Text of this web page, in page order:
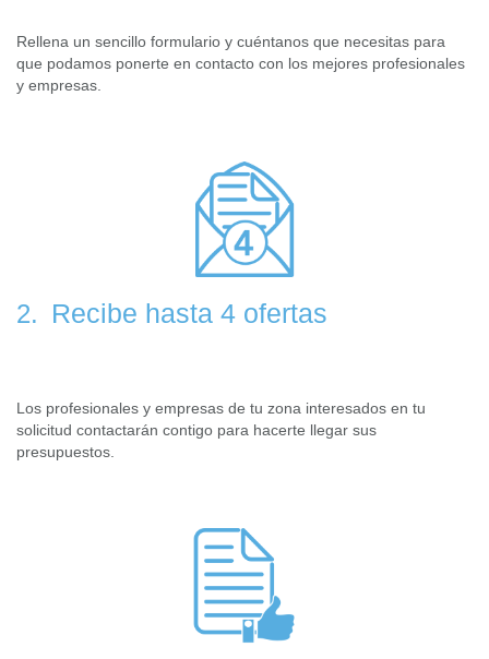
Rellena un sencillo formulario y cuéntanos que necesitas para
que podamos ponerte en contacto con los mejores profesionales
y empresas.
2. Recibe hasta 4 ofertas
Los profesionales y empresas de tu zona interesados en tu
solicitud contactarán contigo para hacerte llegar sus
presupuestos.